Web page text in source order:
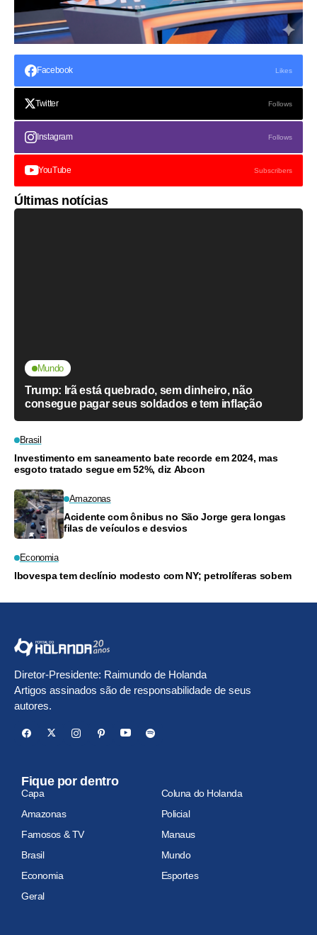
Facebook Likes
Twitter Follows
Instagram Follows
YouTube Subscribers
Últimas notícias
Mundo
Trump: Irã está quebrado, sem dinheiro, não
consegue pagar seus soldados e tem inflação
Brasil
Investimento em saneamento bate recorde em 2024, mas
esgoto tratado segue em 52%, diz Abcon
Amazonas
Acidente com ônibus no São Jorge gera longas
filas de veículos e desvios
Economia
Ibovespa tem declínio modesto com NY; petrolíferas sobem
Diretor-Presidente: Raimundo de Holanda
Artigos assinados são de responsabilidade de seus
autores.
Fique por dentro
Capa
Coluna do Holanda
Amazonas
Policial
Famosos & TV
Manaus
Brasil
Mundo
Economia
Esportes
Geral